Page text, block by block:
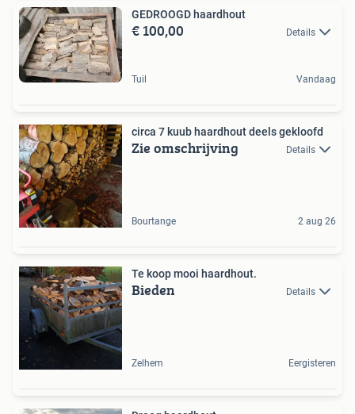
GEDROOGD haardhout
€ 100,00 Details
Tuil Vandaag
circa 7 kuub haardhout deels gekloofd
Zie omschrijving Details
Bourtange 2 aug 26
Te koop mooi haardhout.
Bieden Details
Zelhem Eergisteren